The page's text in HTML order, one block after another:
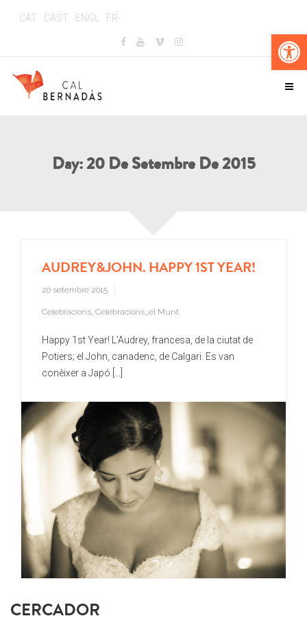
CAT CAST ENGL FR
Day:20 De Setembre De 2015
AUDREY&JOHN. HAPPY 1ST YEAR!
20 setembre 2015
Celebracions, Celebracions_el Munt
Happy 1st Year! L’Audrey, francesa, de la ciutat de
Potiers; el John, canadenc, de Calgari. Es van
conèixer a Japó [...]
CERCADOR